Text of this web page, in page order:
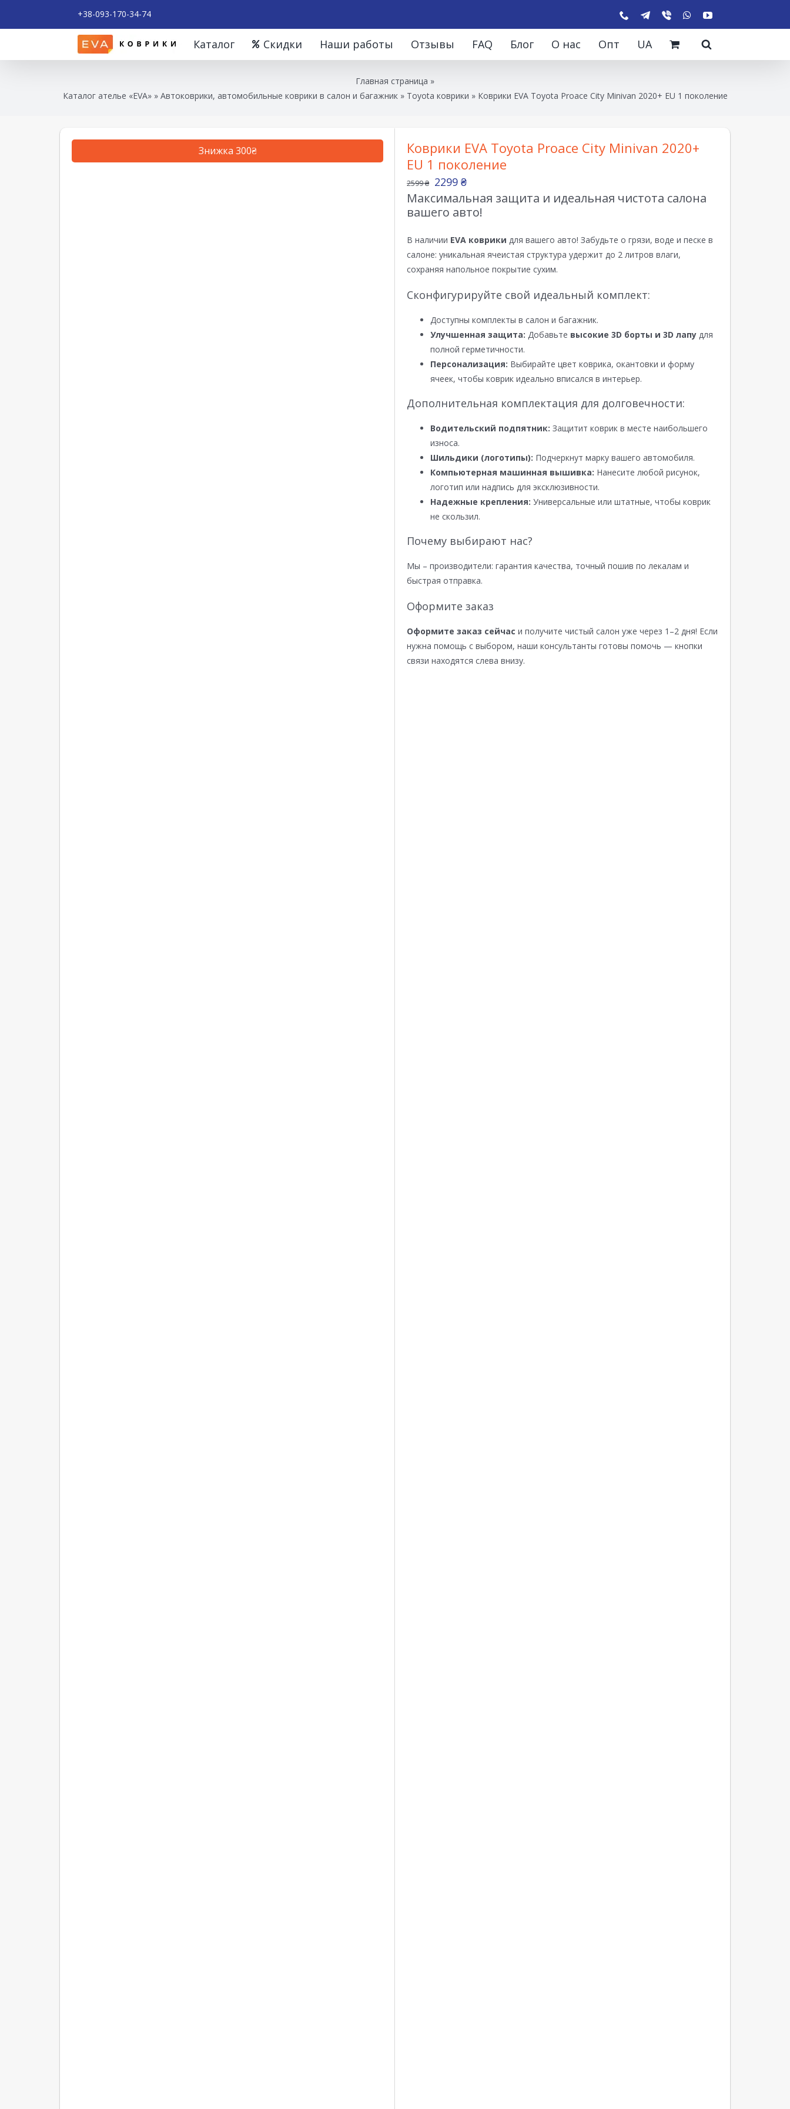
+38-093-170-34-74
Каталог Скидки Наши работы Отзывы FAQ Блог О нас Опт UA
Главная страница »
Каталог ателье «EVA»» Автоковрики, автомобильные коврики в салон и багажник » Toyota коврики » Коврики EVA Toyota Proace City Minivan 2020+ EU 1 поколение
Знижка 300₴
Коврики EVA Toyota Proace City Minivan 2020+
EU 1 поколение
2599₴ 2299 ₴
Максимальная защита и идеальная чистота салона
вашего авто!
В наличии EVA коврики для вашего авто! Забудьте о грязи, воде и песке в
салоне: уникальная ячеистая структура удержит до 2 литров влаги,
сохраняя напольное покрытие сухим.
Сконфигурируйте свой идеальный комплект:
Доступны комплекты в салон и багажник.
Улучшенная защита: Добавьте высокие 3D борты и 3D лапу для
полной герметичности.
Персонализация: Выбирайте цвет коврика, окантовки и форму
ячеек, чтобы коврик идеально вписался в интерьер.
Дополнительная комплектация для долговечности:
Водительский подпятник: Защитит коврик в месте наибольшего
износа.
Шильдики (логотипы): Подчеркнут марку вашего автомобиля.
Компьютерная машинная вышивка: Нанесите любой рисунок,
логотип или надпись для эксклюзивности.
Надежные крепления: Универсальные или штатные, чтобы коврик
не скользил.
Почему выбирают нас?
Мы – производители: гарантия качества, точный пошив по лекалам и
быстрая отправка.
Оформите заказ
Оформите заказ сейчас и получите чистый салон уже через 1–2 дня! Если
нужна помощь с выбором, наши консультанты готовы помочь — кнопки
связи находятся слева внизу.